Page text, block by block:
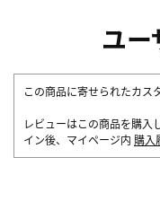
ユ
この商品に寄せられたカス
レビューはこの商品を購入
イン後、マイページ内 購入